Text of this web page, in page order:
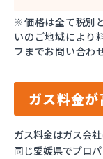
※価格は全て税別
いのご地域により
フまでお問い合わ
ガス料金
ガス料金はガス会
同じ愛媛県でプロ